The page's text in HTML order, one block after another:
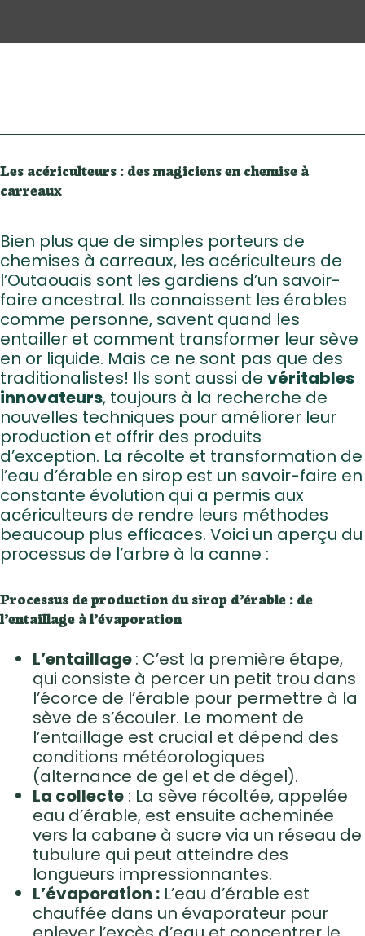
À
Répertoire des
Arrêts Croquez
Les
Vidéos
Calendrier
Les acériculteurs : des magiciens en chemise à
carreaux
Bien plus que de simples porteurs de
chemises à carreaux, les acériculteurs de
l’Outaouais sont les gardiens d’un savoir-
faire ancestral. Ils connaissent les érables
comme personne, savent quand les
entailler et comment transformer leur sève
en or liquide. Mais ce ne sont pas que des
traditionalistes! Ils sont aussi de véritables
innovateurs, toujours à la recherche de
nouvelles techniques pour améliorer leur
production et offrir des produits
d’exception. La récolte et transformation de
l’eau d’érable en sirop est un savoir-faire en
constante évolution qui a permis aux
acériculteurs de rendre leurs méthodes
beaucoup plus efficaces. Voici un aperçu du
processus de l’arbre à la canne :
Processus de production du sirop d’érable : de
l’entaillage à l’évaporation
L’entaillage: C’est la première étape,
qui consiste à percer un petit trou dans
l’écorce de l’érable pour permettre à la
sève de s’écouler. Le moment de
l’entaillage est crucial et dépend des
conditions météorologiques
(alternance de gel et de dégel).
La collecte : La sève récoltée, appelée
eau d’érable, est ensuite acheminée
vers la cabane à sucre via un réseau de
tubulure qui peut atteindre des
longueurs impressionnantes.
L’évaporation : L’eau d’érable est
chauffée dans un évaporateur pour